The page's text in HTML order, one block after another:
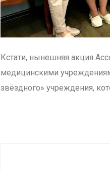
Кстати, нынешняя акция
медицинскими
звёздного» учреждения,